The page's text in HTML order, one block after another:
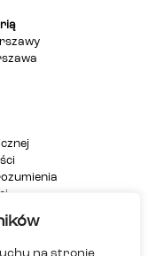
na stronie.